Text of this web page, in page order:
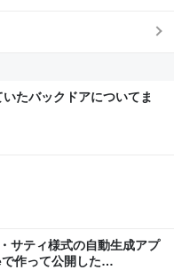
たバックドアについてま
サティ様式の自動生成アプ
作って公開した